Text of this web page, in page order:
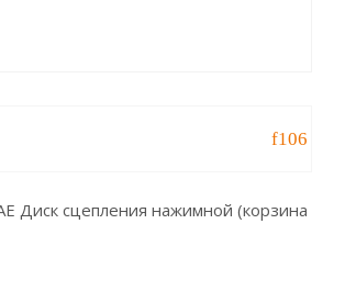
Диск сцепления нажимной (корзина